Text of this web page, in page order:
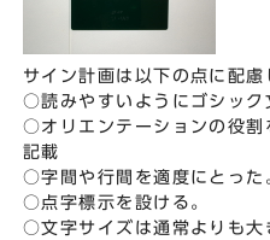
サイン計画は以下の点に配慮
○読みやすいようにゴシック
○オリエンテーションの役割
記載
○字間や行間を適度にとった
○点字標示を設ける。
○文字サイズは通常よりも大